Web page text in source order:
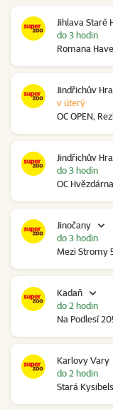
Jihlava Staré
Romana
do 3 hodin
Jindřichův
OC OPEN,
v úterý
Jindřichův
OC
do 3 hodin
Jinočany
Mezi Stromy
do 3 hodin
Kadaň
Na Podlesí
do 2 hodin
Karlovy Vary
Stará
do 2 hodin